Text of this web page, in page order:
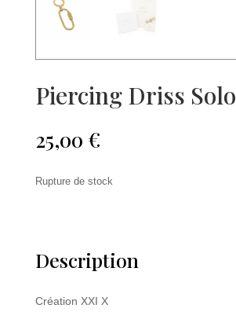
Piercing Driss Solo
25,00 €
Rupture de stock
Description
Création XXI X